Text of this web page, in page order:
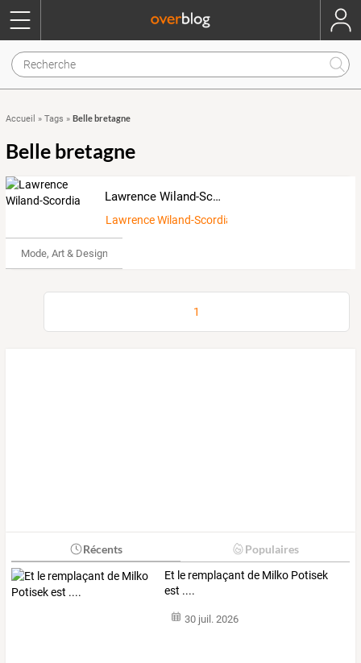
Accueil » Tags » Belle bretagne
Belle bretagne
Lawrence Wiland-Scordia
Lawrence Wiland-Scordia
Mode, Art & Design
1
Récents Populaires
Et le remplaçant de Milko Potisek
est ....
30 juil. 2026